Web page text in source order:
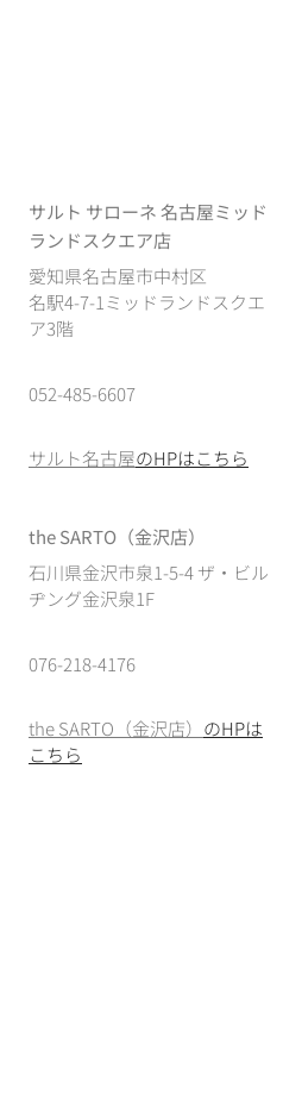
サルト サローネ 名古屋ミッド
ランドスクエア店
愛知県名古屋市中村区
名駅4-7-1ミッドランドスクエ
ア3階
052-485-6607
サルト名古屋のHPはこちら
the SARTO（金沢店）
石川県金沢市泉1-5-4 ザ・ビル
ヂング金沢泉1F
076-218-4176
the SARTO（金沢店） のHPは
こちら